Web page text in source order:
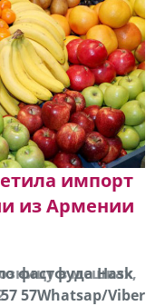
импорт
из Армении
в мешках,
фастфуда Hask
57Whatsap/Viber